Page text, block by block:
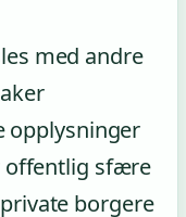
med andre
opplysninger
offentlig sfære
borgere